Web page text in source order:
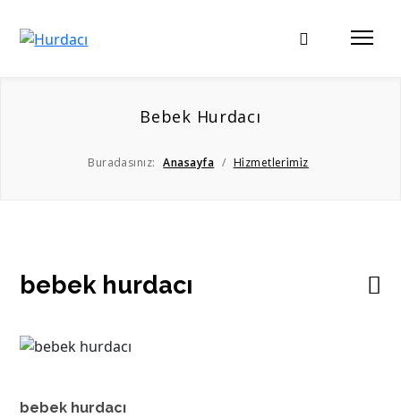
Bebek Hurdacı
Buradasınız: Anasayfa / Hi̇zmetleri̇mi̇z
bebek hurdacı
bebek hurdacı